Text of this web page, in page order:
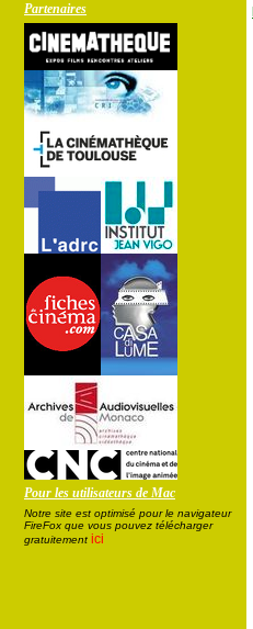
Partenaires
Pour les utilisateurs de Mac
Notre site est optimisé pour le navigateur
FireFox que vous pouvez télécharger
gratuitement ici